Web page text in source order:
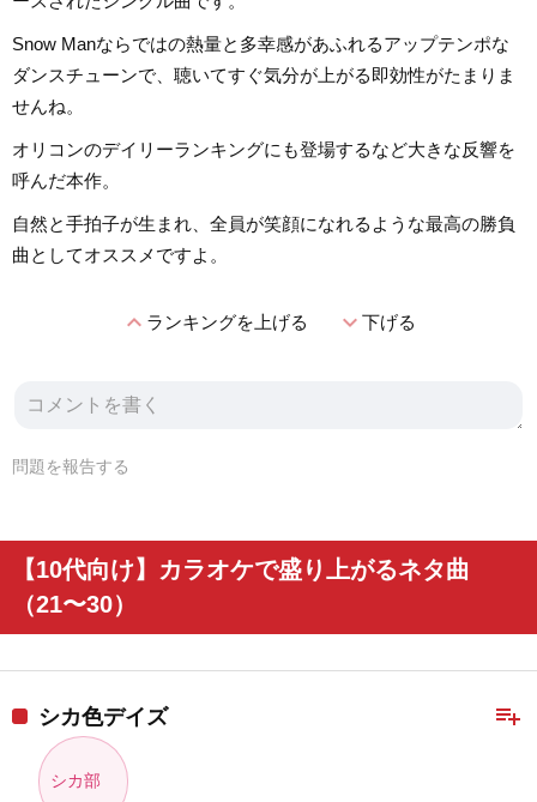
Snow Manならではの熱量と多幸感があふれるアップテンポな
ダンスチューンで、聴いてすぐ気分が上がる即効性がたまりま
せんね。
オリコンのデイリーランキングにも登場するなど大きな反響を
呼んだ本作。
自然と手拍子が生まれ、全員が笑顔になれるような最高の勝負
曲としてオススメですよ。
expand_lessランキングを上げる expand_more下げる
問題を報告する
【10代向け】カラオケで盛り上がるネタ曲
（21〜30）
playlist_add
シカ色デイズ
シカ部